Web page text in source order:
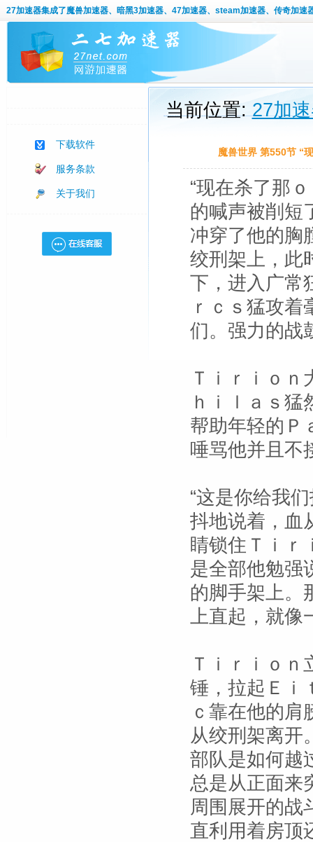
27加速器集成了魔兽加速器、暗黑3加速器、47加速器、steam加速器、传奇加速
下载软件
服务条款
关于我们
当前位置:27加
魔兽世界 第550节 “
“现在杀了那
的喊声被削短
冲穿了他的胸
绞刑架上，此
下，进入广常
ｒｃｓ猛攻
们。强力的战
Ｔｉｒｉｏ
ｈｉｌａｓ
帮助年轻的Ｐ
唾骂他并且不
“这是你给我
抖地说着，血
睛锁住Ｔｉ
是全部他勉强
的脚手架上。
上直起，就像
Ｔｉｒｉｏ
锤，拉起Ｅｉ
ｃ靠在他的
从绞刑架离开
部队是如何越
总是从正面来
周围展开的战
直利用着房顶